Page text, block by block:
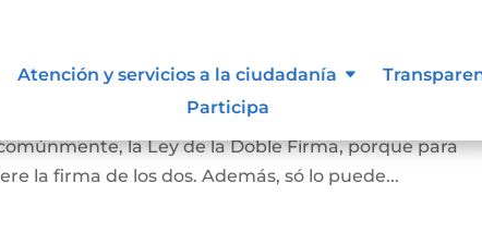
Atención y servicios a la ciudadanía
Participa
vivienda que habita la pareja casada o en unión
la Ley de la Doble Firma, porque para
la firma de los dos. Además, só lo puede...